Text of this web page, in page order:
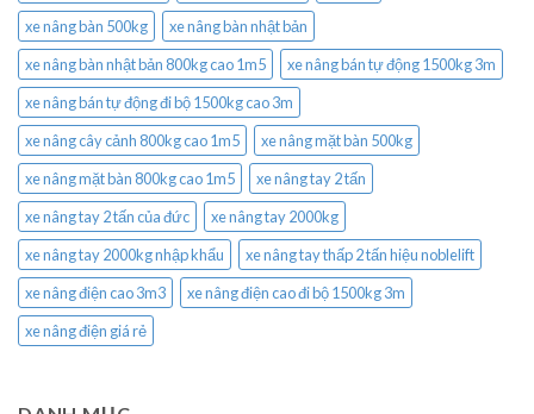
xe nâng bàn 500kg
xe nâng bàn nhật bản
xe nâng bàn nhật bản 800kg cao 1m5
xe nâng bán tự động 1500kg 3m
xe nâng bán tự động đi bộ 1500kg cao 3m
xe nâng cây cảnh 800kg cao 1m5
xe nâng mặt bàn 500kg
xe nâng mặt bàn 800kg cao 1m5
xe nâng tay 2 tấn
xe nâng tay 2 tấn của đức
xe nâng tay 2000kg
xe nâng tay 2000kg nhập khẩu
xe nâng tay thấp 2 tấn hiệu noblelift
xe nâng điện cao 3m3
xe nâng điện cao đi bộ 1500kg 3m
xe nâng điện giá rẻ